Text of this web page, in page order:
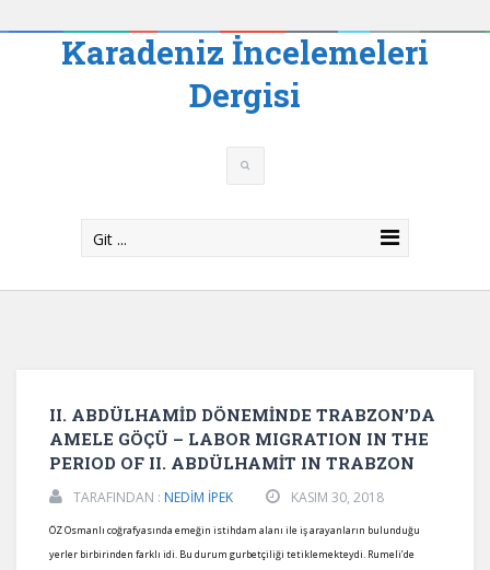
Karadeniz İncelemeleri
Dergisi
Git ...
II. ABDÜLHAMİD DÖNEMİNDE TRABZON’DA
AMELE GÖÇÜ – LABOR MIGRATION IN THE
PERIOD OF II. ABDÜLHAMİT IN TRABZON
TARAFINDAN : NEDİM İPEK KASIM 30, 2018
ÖZ Osmanlı coğrafyasında emeğin istihdam alanı ile iş arayanların bulunduğu
yerler birbirinden farklı idi. Bu durum gurbetçiliği tetiklemekteydi. Rumeli’de